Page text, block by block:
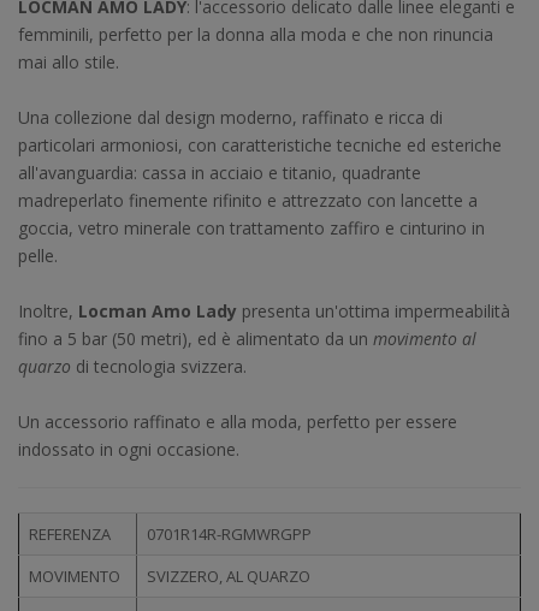
LOCMAN AMO LADY: l'accessorio delicato dalle linee eleganti e
femminili, perfetto per la donna alla moda e che non rinuncia
mai allo stile.
Una collezione dal design moderno, raffinato e ricca di
particolari armoniosi, con caratteristiche tecniche ed esteriche
all'avanguardia: cassa in acciaio e titanio, quadrante
madreperlato finemente rifinito e attrezzato con lancette a
goccia, vetro minerale con trattamento zaffiro e cinturino in
pelle.
Inoltre, Locman Amo Lady presenta un'ottima impermeabilità
fino a 5 bar (50 metri), ed è alimentato da un movimento al
quarzo di tecnologia svizzera.
Un accessorio raffinato e alla moda, perfetto per essere
indossato in ogni occasione.
REFERENZA
0701R14R-RGMWRGPP
MOVIMENTO
SVIZZERO, AL QUARZO